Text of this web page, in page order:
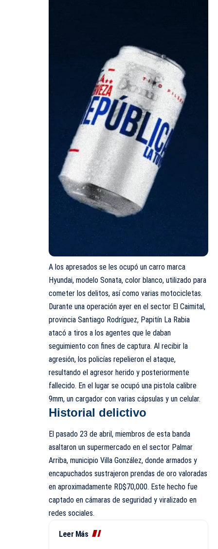
A los apresados se les ocupó un carro marca
Hyundai, modelo Sonata, color blanco, utilizado para
cometer los delitos, así como varias motocicletas.
Durante una operación ayer en el sector El Caimital,
provincia Santiago Rodríguez, Papitín La Rabia
atacó a tiros a los agentes que le daban
seguimiento con fines de captura. Al recibir la
agresión, los policías repelieron el ataque,
resultando el agresor herido y posteriormente
fallecido. En el lugar se ocupó una pistola calibre
9mm, un cargador con varias cápsulas y un celular.
Historial delictivo
El pasado 23 de abril, miembros de esta banda
asaltaron un supermercado en el sector Palmar
Arriba, municipio Villa González, donde armados y
encapuchados sustrajeron prendas de oro valoradas
en aproximadamente RD$70,000. Este hecho fue
captado en cámaras de seguridad y viralizado en
redes sociales.
Leer Más